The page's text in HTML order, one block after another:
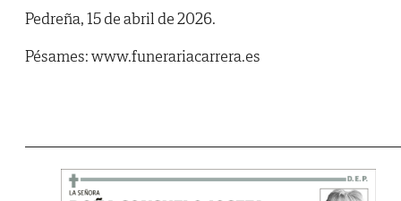
Pedreña, 15 de abril de 2026.
Pésames: www.funerariacarrera.es